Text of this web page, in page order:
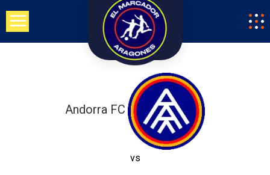
Saltar
contenido
Andorra FC
vs